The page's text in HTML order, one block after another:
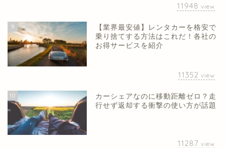
11948 view
9
【業界最安値】レンタカーを格安で
乗り捨てする方法はこれだ！各社の
お得サービスを紹介
11352 view
10
カーシェアなのに移動距離ゼロ？走
行せず返却する衝撃の使い方が話題
11287 view